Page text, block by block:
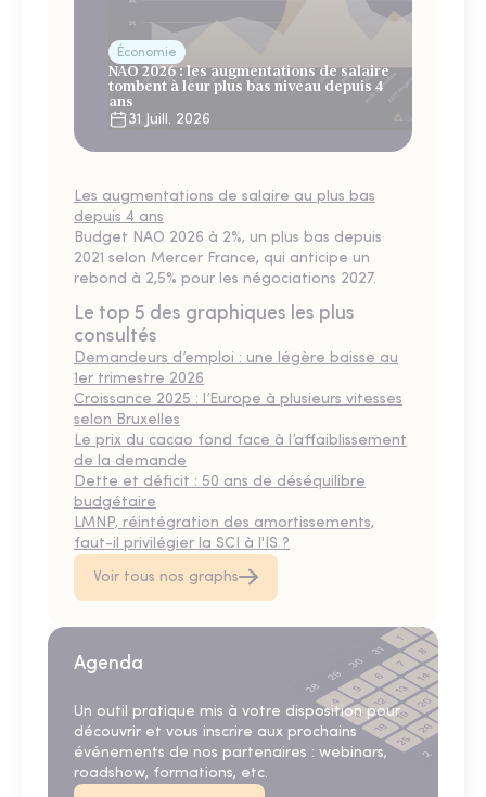
Économie
NAO 2026 : les augmentations de salaire
tombent à leur plus bas niveau depuis 4
ans
31 Juill. 2026
Les augmentations de salaire au plus bas
depuis 4 ans
Budget NAO 2026 à 2%, un plus bas depuis
2021 selon Mercer France, qui anticipe un
rebond à 2,5% pour les négociations 2027.
Le top 5 des graphiques les plus
consultés
Demandeurs d’emploi : une légère baisse au
1er trimestre 2026
Croissance 2025 : l’Europe à plusieurs vitesses
selon Bruxelles
Le prix du cacao fond face à l’affaiblissement
de la demande
Dette et déficit : 50 ans de déséquilibre
budgétaire
LMNP, réintégration des amortissements,
faut-il privilégier la SCI à l'IS ?
Voir tous nos graphs
Agenda
Un outil pratique mis à votre disposition pour
découvrir et vous inscrire aux prochains
événements de nos partenaires : webinars,
roadshow, formations, etc.